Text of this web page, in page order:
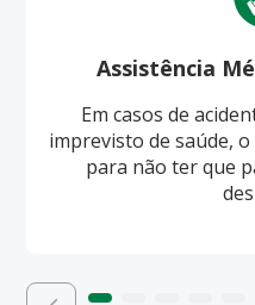
Assistência
Em casos de
imprevisto de saúde,
para não ter que